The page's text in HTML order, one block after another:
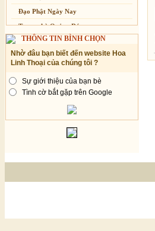
Đạo Phật Ngày Nay
Trang nhà Quảng Đức
Báo Giác Ngộ
Vesak 2014
THÔNG TIN BÌNH CHỌN
Nhờ đâu bạn biết đến website Hoa
Linh Thoại của chúng tôi ?
Sự giới thiệu của bạn bè
Tình cờ bắt gặp trên Google